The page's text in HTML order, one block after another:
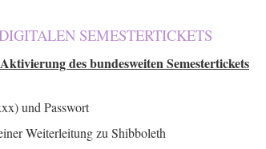
SEMESTERTICKETS
des bundesweiten Semestertickets
und Passwort
Weiterleitung zu Shibboleth